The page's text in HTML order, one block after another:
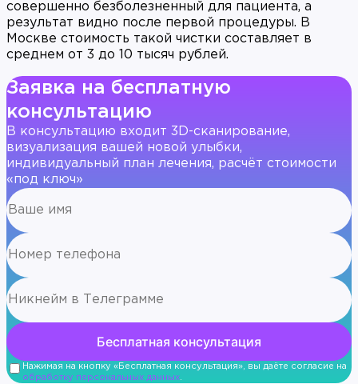
совершенно безболезненный для пациента, а
результат видно после первой процедуры. В
Москве стоимость такой чистки составляет в
среднем от 3 до 10 тысяч рублей.
Заявка на бесплатную
консультацию
В консультацию входит 3D-сканирование,
визуализация вашей новой улыбки,
индивидуальный план лечения, расчёт стоимости
«под ключ»
Нажимая на кнопку «Бесплатная консультация», вы даёте согласие на
обработку персональных данных.